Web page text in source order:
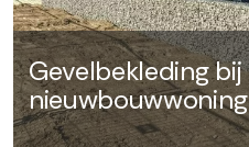
Gevelbekleding bij
nieuwbouwwoning